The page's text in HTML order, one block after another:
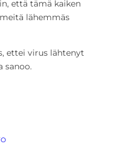
että tämä kaiken
lähemmäs
ettei virus lähtenyt
sanoo.